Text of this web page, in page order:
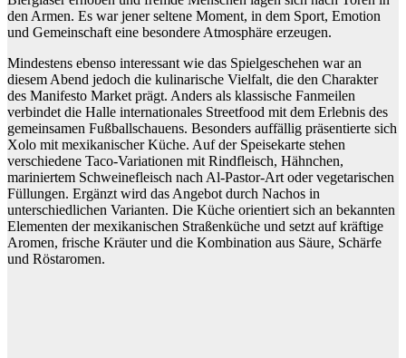
den Armen. Es war jener seltene Moment, in dem Sport, Emotion
und Gemeinschaft eine besondere Atmosphäre erzeugen.
Mindestens ebenso interessant wie das Spielgeschehen war an
diesem Abend jedoch die kulinarische Vielfalt, die den Charakter
des Manifesto Market prägt. Anders als klassische Fanmeilen
verbindet die Halle internationales Streetfood mit dem Erlebnis des
gemeinsamen Fußballschauens. Besonders auffällig präsentierte sich
Xolo mit mexikanischer Küche. Auf der Speisekarte stehen
verschiedene Taco-Variationen mit Rindfleisch, Hähnchen,
mariniertem Schweinefleisch nach Al-Pastor-Art oder vegetarischen
Füllungen. Ergänzt wird das Angebot durch Nachos in
unterschiedlichen Varianten. Die Küche orientiert sich an bekannten
Elementen der mexikanischen Straßenküche und setzt auf kräftige
Aromen, frische Kräuter und die Kombination aus Säure, Schärfe
und Röstaromen.